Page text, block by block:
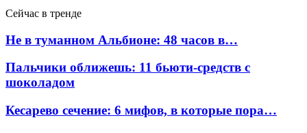
Сейчас в тренде
Не в туманном Альбионе: 48 часов в…
Пальчики оближешь: 11 бьюти-средств с
шоколадом
Кесарево сечение: 6 мифов, в которые пора…